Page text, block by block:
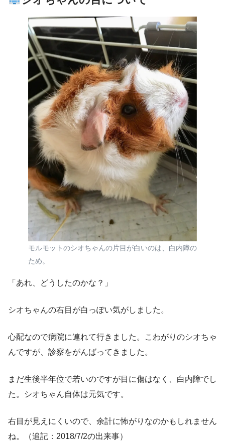
モルモットのシオちゃんの片目が白いのは、白内障の
ため。
「あれ、どうしたのかな？」
シオちゃんの右目が白っぽい気がしました。
心配なので病院に連れて行きました。こわがりのシオちゃ
んですが、診察をがんばってきました。
まだ生後半年位で若いのですが目に傷はなく、白内障でし
た。シオちゃん自体は元気です。
右目が見えにくいので、余計に怖がりなのかもしれません
ね。（追記：2018/7/2の出来事）